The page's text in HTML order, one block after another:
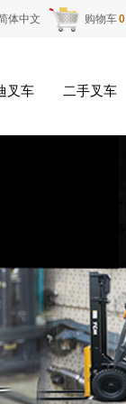
购物车0
体中文
叉车 二手叉车